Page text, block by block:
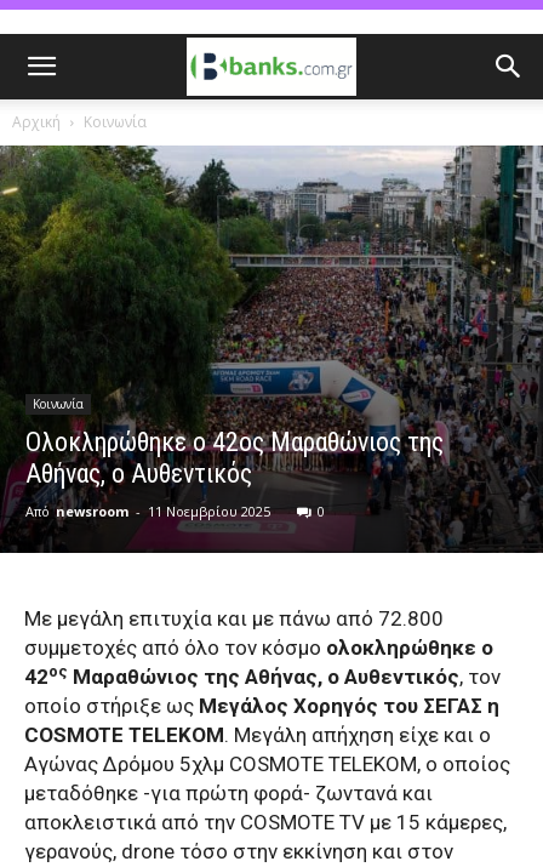
Αρχική Κοινωνία
Κοινωνία
Ολοκληρώθηκε ο 42ος Μαραθώνιος της
Αθήνας, ο Αυθεντικός
Από newsroom - 11 Νοεμβρίου 2025 0
Με μεγάλη επιτυχία και με πάνω από 72.800
συμμετοχές από όλο τον κόσμο ολοκληρώθηκε ο
42ος Μαραθώνιος της Αθήνας, ο Αυθεντικός, τον
οποίο στήριξε ως Μεγάλος Χορηγός του ΣΕΓΑΣ η
COSMOTE TELEKOM. Μεγάλη απήχηση είχε και ο
Αγώνας Δρόμου 5χλμ COSMOTE TELEKOM, ο οποίος
μεταδόθηκε -για πρώτη φορά- ζωντανά και
αποκλειστικά από την COSMOTE TV με 15 κάμερες,
γερανούς, drone τόσο στην εκκίνηση και στον